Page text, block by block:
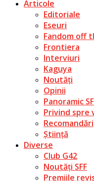
Articole
Editoriale
Eseuri
Fandom off
Frontiera
Interviuri
Kaguya
Noutăți
Opinii
Panoramic
Privind spre
Știință
Diverse
Club G42
Noutăți SFF
Premiile